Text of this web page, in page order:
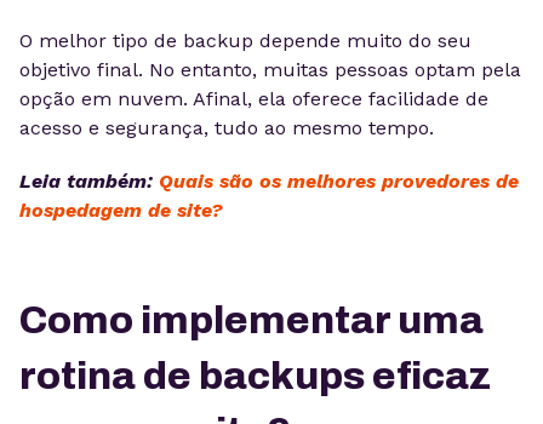
O melhor tipo de backup depende muito do seu
objetivo final. No entanto, muitas pessoas optam pela
opção em nuvem. Afinal, ela oferece facilidade de
acesso e segurança, tudo ao mesmo tempo.
Leia também: Quais são os melhores provedores de
hospedagem de site?
Como implementar uma
rotina de backups eficaz